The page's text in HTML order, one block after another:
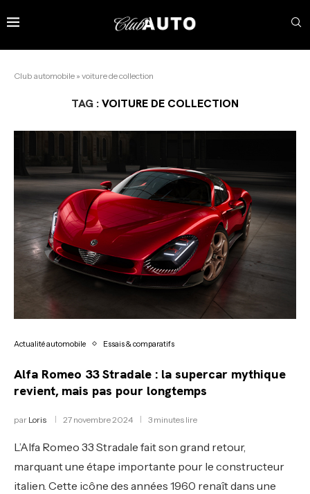
Club automobile » voiture de collection
TAG :VOITURE DE COLLECTION
Actualité automobile Essais & comparatifs
Alfa Romeo 33 Stradale : la supercar mythique
revient, mais pas pour longtemps
par Loris 27 novembre 2024 3 minutes lire
L’Alfa Romeo 33 Stradale fait son grand retour,
marquant une étape importante pour le constructeur
italien. Cette icône des années 1960 renaît dans une